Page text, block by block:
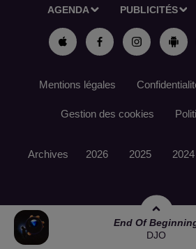
End Of
DJO
AGENDA PUBLICITÉS
Mentions légales
Gestion des cookies
Archives 2026 2025 2024